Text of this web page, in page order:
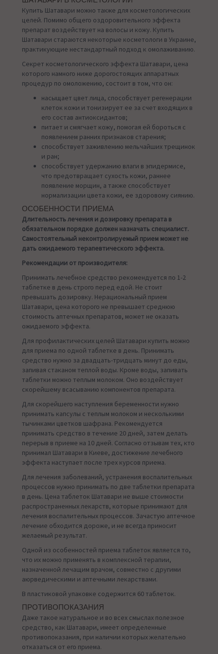
Купить Шатавари можно также для косметологических
целей. Помимо общего оздоровительного эффекта
препарат воздействует на волосы и кожу. Купить
Шатавари стараются некоторые косметологи в Украине,
практикующие нестандартный подход к омолаживанию.
Секрет косметологического эффекта Шатавари, цена
которого намного ниже дорогостоящих аппаратных
процедур по омоложению, состоит в том, что он:
насыщает цвет лица, способствует регенерации
клеток кожи и тонизирует ее за счет входящих в
его состав антиоксидантов;
питает и смягчает кожу, помогая ей бороться с
появлением ранних признаков старения;
способствует заживлению мельчайших трещинок
и ран;
способствует удержанию влаги в эпидермисе,
что предотвращает сухость кожи, раннее
появление морщин, а также способствует
нормализации цвета кожи, ее здоровому сиянию.
ОСОБЕННОСТИ ПРИЕМА
Длительность лечения и дозировку препарата в
обязательном порядке должен назначать специалист.
Самостоятельный неконтролируемый прием может не
дать ожидаемого терапевтического эффекта.
Рекомендации от производителя:
Принимать лечебное средство рекомендуется по 1-2
таблетке в день строго перед едой. Не стоит
превышать дозировку. Нерациональный прием
Шатавари, цена которого не превышает среднюю
стоимость аптечных препаратов, может не оказать
ожидаемого эффекта.
Для профилактических целей Шатавари купить можно
для приема по одной таблетке в день. Принимать
средство нужно за двадцать-тридцать минут до еды,
запивая стаканом теплой воды. Кроме воды, запивать
таблетки можно теплым молоком. Оно воздействует
скорейшему всасыванию компонентов препарата.
Для скорейшего наступления беременности нужно
принимать капсулы с теплым молоком и несколькими
тычинками цветков шафрана. Рекомендуется
принимать средство в течение 20 дней, затем делать
перерыв в приеме на 10 дней. Согласно отзывам тех, кто
принимал Шатавари в Киеве, достижение лечебного
эффекта наступает после трех курсов приема.
Для лечения заболеваний, устранения воспалительных
процессов нужно принимать по две таблетки препарата
в день. Цена таблеток Шатавари не выше стоимости
распространенных лекарств, которые принимают для
лечения воспалительных процессов. Зачастую аптечное
лечение обходится дороже, и не всегда приносит
желаемый результат.
Одной из особенностей приема таблеток является то,
что их можно применять в комплексной терапии,
назначенной лечащим врачом, совместно с другими
аюрведическими и аптечными лекарствами.
В пластиковой упаковке содержится 60 таблеток.
ПРОТИВОПОКАЗАНИЯ
Даже такое натуральное и во всех смыслах полезное
средство, как Шатавари, имеет определенные
противопоказания, при наличии которых желательно
отказаться от его приема.